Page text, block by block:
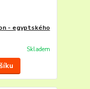
- egyptského
Skladem